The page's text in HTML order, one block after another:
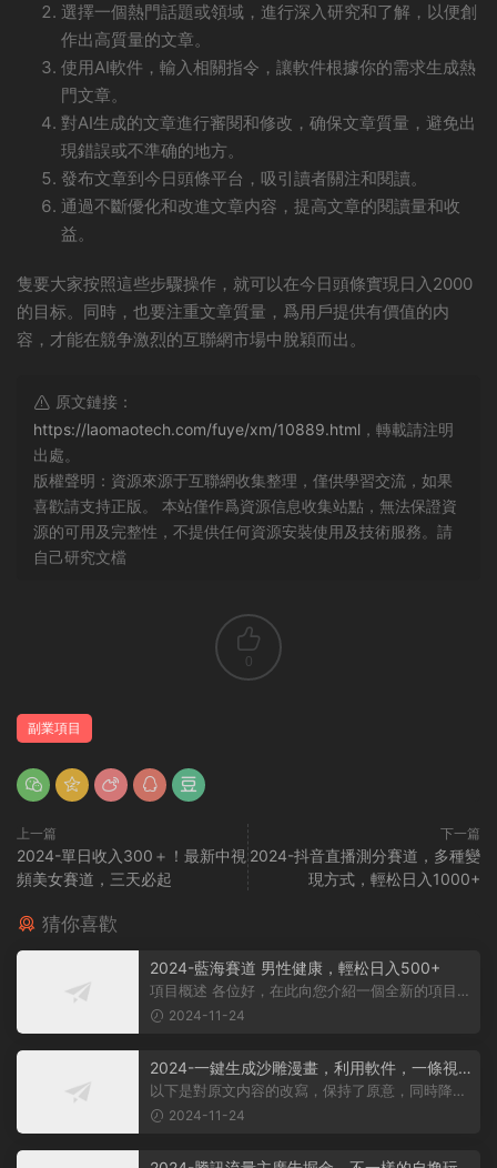
選擇一個熱門話題或領域，進行深入研究和了解，以便創
作出高質量的文章。
使用AI軟件，輸入相關指令，讓軟件根據你的需求生成熱
門文章。
對AI生成的文章進行審閱和修改，确保文章質量，避免出
現錯誤或不準确的地方。
發布文章到今日頭條平台，吸引讀者關注和閱讀。
通過不斷優化和改進文章内容，提高文章的閱讀量和收
益。
隻要大家按照這些步驟操作，就可以在今日頭條實現日入2000
的目标。同時，也要注重文章質量，爲用戶提供有價值的内
容，才能在競争激烈的互聯網市場中脫穎而出。
原文鏈接：
https://laomaotech.com/fuye/xm/10889.html ，轉載請注明
出處。
版權聲明：資源來源于互聯網收集整理，僅供學習交流，如果
喜歡請支持正版。 本站僅作爲資源信息收集站點，無法保證資
源的可用及完整性，不提供任何資源安裝使用及技術服務。請
自己研究文檔
0
副業項目
上一篇
2024-單日收入300＋！最新中視
頻美女賽道，三天必起
下一篇
2024-抖音直播測分賽道，多種變
現方式，輕松日入1000+
猜你喜歡
2024-藍海賽道 男性健康，輕松日入500+
項目概述 各位好，在此向您介紹一個全新的項目，
它聚焦于男性健康領域。衆所周知...
2024-11-24
2024-一鍵生成沙雕漫畫，利用軟件，一條視
頻播放12W+，單日變現1000+
以下是對原文内容的改寫，保持了原意，同時降低
2024-11-24